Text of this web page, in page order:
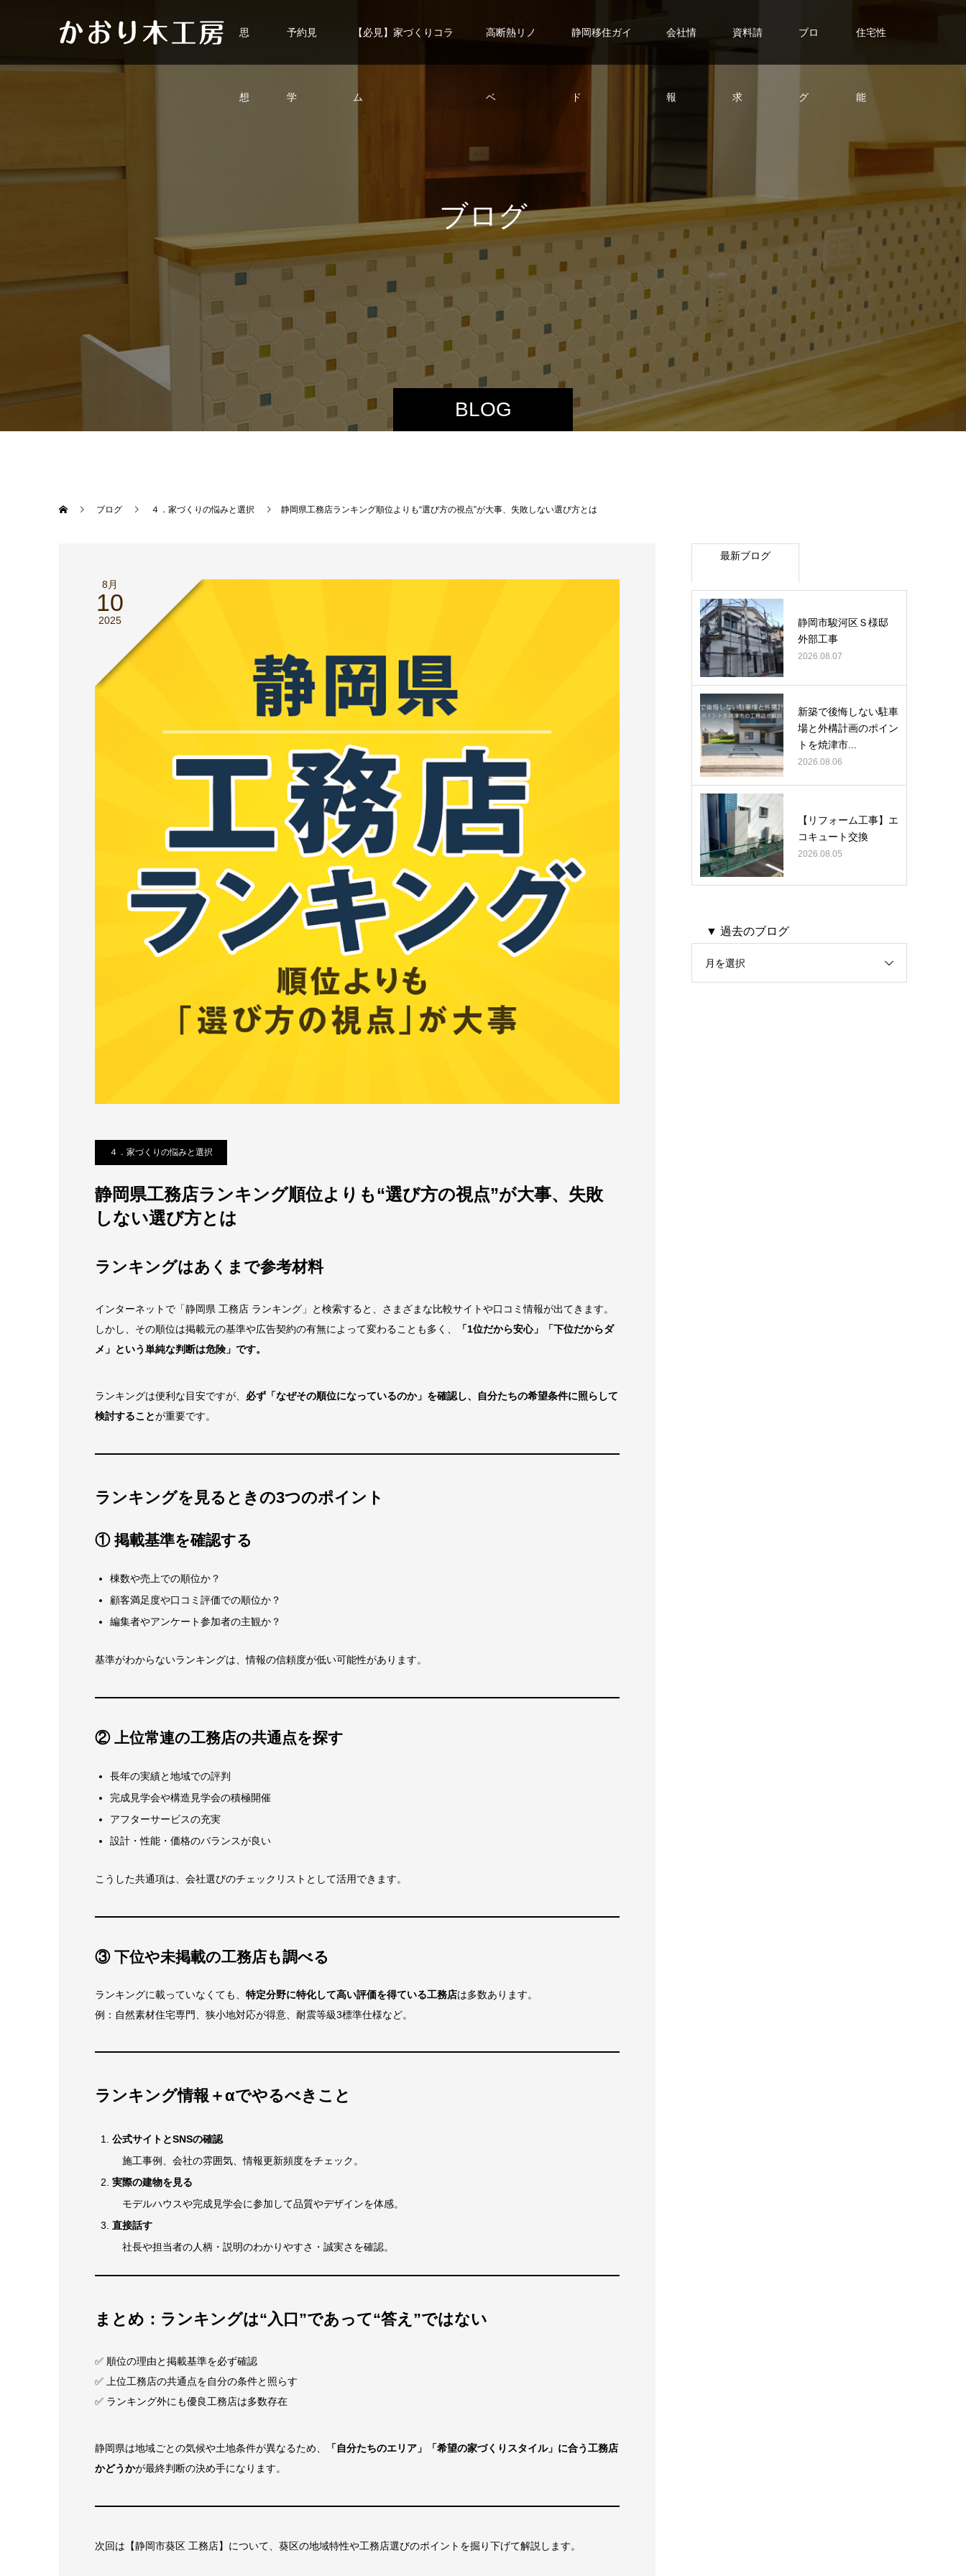
思
想
予約見
学
【必見】家づくりコラ
ム
高断熱リノ
ベ
静岡移住ガイ
ド
会社情
報
資料請
求
ブロ
グ
住宅性
能
BLOG
ブログ
ブログ ４．家づくりの悩みと選択 静岡県工務店ランキング順位よりも“選び方の視点”が大事、失敗しない選び方とは
8月
10
2025
４．家づくりの悩みと選択
静岡県工務店ランキング順位よりも“選び方の視点”が大事、失敗
しない選び方とは
ランキングはあくまで参考材料
インターネットで「静岡県 工務店 ランキング」と検索すると、さまざまな比較サイトや口コミ情報が出てきます。
しかし、その順位は掲載元の基準や広告契約の有無によって変わることも多く、
「1位だから安心」「下位だからダ
メ」という単純な判断は危険」です。
ランキングは便利な目安ですが、 必ず「なぜその順位になっているのか」を確認し、自分たちの希望条件に照らして
検討することが重要です。
ランキングを見るときの3つのポイント
① 掲載基準を確認する
棟数や売上での順位か？
顧客満足度や口コミ評価での順位か？
編集者やアンケート参加者の主観か？
基準がわからないランキングは、情報の信頼度が低い可能性があります。
② 上位常連の工務店の共通点を探す
長年の実績と地域での評判
完成見学会や構造見学会の積極開催
アフターサービスの充実
設計・性能・価格のバランスが良い
こうした共通項は、会社選びのチェックリストとして活用できます。
③ 下位や未掲載の工務店も調べる
ランキングに載っていなくても、 特定分野に特化して高い評価を得ている工務店は多数あります。
例：自然素材住宅専門、狭小地対応が得意、耐震等級3標準仕様など。
ランキング情報＋αでやるべきこと
公式サイトとSNSの確認
施工事例、会社の雰囲気、情報更新頻度をチェック。
実際の建物を見る
モデルハウスや完成見学会に参加して品質やデザインを体感。
直接話す
社長や担当者の人柄・説明のわかりやすさ・誠実さを確認。
まとめ：ランキングは“入口”であって“答え”ではない
✅ 順位の理由と掲載基準を必ず確認
✅ 上位工務店の共通点を自分の条件と照らす
✅ ランキング外にも優良工務店は多数存在
静岡県は地域ごとの気候や土地条件が異なるため、
「自分たちのエリア」「希望の家づくりスタイル」に合う工務店
かどうかが最終判断の決め手になります。
次回は【静岡市葵区 工務店】について、葵区の地域特性や工務店選びのポイントを掘り下げて解説します。
最新ブログ
静岡市駿河区Ｓ様邸
外部工事
2026.08.07
新築で後悔しない駐車
場と外構計画のポイン
トを焼津市...
2026.08.06
【リフォーム工事】エ
コキュート交換
2026.08.05
▼ 過去のブログ
月を選択